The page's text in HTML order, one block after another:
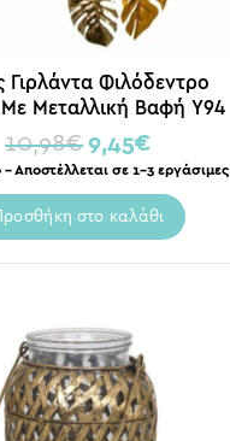
Γιρλάντα Φιλόδεντρο
Μεταλλική Βαφή Υ94
10,98€ 9,45€
– Αποστέλλεται σε 1-3 εργάσιμες
στο καλάθι